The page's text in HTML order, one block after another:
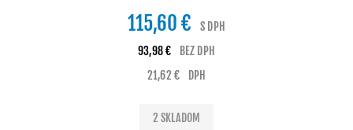
115,60 €
S DPH
93,98 €
BEZ DPH
21,62 €
DPH
2 SKLADOM